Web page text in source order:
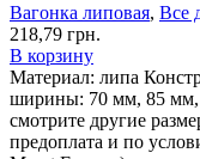
Вагонка липовая, Все
218,79 грн.
В корзину
Материал: липа
ширины: 70 мм, 85 мм,
смотрите другие
предоплата и по